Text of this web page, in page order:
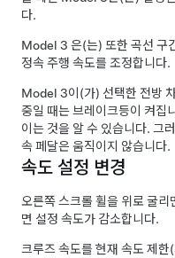
다.
Model 3 은(는) 또한 곡선 구
정속 주행 속도를 조정합니다.
Model 3이(가) 선택한 전방
중일 때는 브레이크등이 켜집
이는 것을 알 수 있습니다. 그
속 페달은 움직이지 않습니다.
속도 설정 변경
오른쪽 스크롤 휠을 위로 굴리
면 설정 속도가 감소합니다.
크루즈 속도를 현재 속도 제